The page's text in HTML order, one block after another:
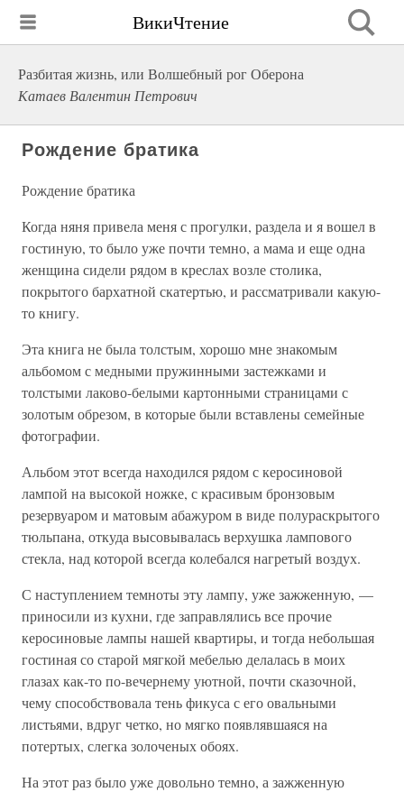
ВикиЧтение
Разбитая жизнь, или Волшебный рог Оберона
Катаев Валентин Петрович
Рождение братика
Рождение братика
Когда няня привела меня с прогулки, раздела и я вошел в
гостиную, то было уже почти темно, а мама и еще одна
женщина сидели рядом в креслах возле столика,
покрытого бархатной скатертью, и рассматривали какую-
то книгу.
Эта книга не была толстым, хорошо мне знакомым
альбомом с медными пружинными застежками и
толстыми лаково-белыми картонными страницами с
золотым обрезом, в которые были вставлены семейные
фотографии.
Альбом этот всегда находился рядом с керосиновой
лампой на высокой ножке, с красивым бронзовым
резервуаром и матовым абажуром в виде полураскрытого
тюльпана, откуда высовывалась верхушка лампового
стекла, над которой всегда колебался нагретый воздух.
С наступлением темноты эту лампу, уже зажженную, —
приносили из кухни, где заправлялись все прочие
керосиновые лампы нашей квартиры, и тогда небольшая
гостиная со старой мягкой мебелью делалась в моих
глазах как-то по-вечернему уютной, почти сказочной,
чему способствовала тень фикуса с его овальными
листьями, вдруг четко, но мягко появлявшаяся на
потертых, слегка золоченых обоях.
На этот раз было уже довольно темно, а зажженную